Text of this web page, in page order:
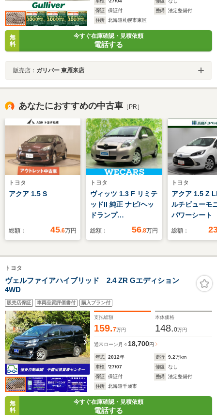
保証
保証付 整備
法定整備付
住所
北海道札幌市東区
無
料
今すぐ在庫確認・見積依頼
電話する
販売店： ガリバー 東雁来店
あなたにおすすめの中古車 ［PR］
トヨタ
アクア 1.5 S
総額： 45.6万円
トヨタ
ヴィッツ 1.3 F リミテ
ッドII 純正 ナビ/ヘッ
ドランプ
HID/ETC/EBD付ABS/
エアバッグ 助手席/衝
ウインドウ/エンジン
総額： 56.8万円
トヨタ
アクア 1.5 Z
ルチビュー
パワーシー
BSM シート
総額：
トヨタ
ヴェルファイアハイブリッド 2.4 ZR Gエディション
4WD
販売店保証 車両品質評価書付 購入プラン付
支払総額
159.7万円
本体価格
148.0万円
通常ローン 月々 18,700円
年式 2012年 走行 9.2万km
車検
'27/07 修復
なし
保証
保証付 整備
法定整備付
住所
北海道千歳市
無
料
今すぐ在庫確認・見積依頼
電話する